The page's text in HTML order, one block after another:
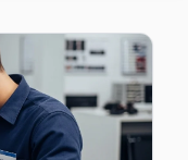
tamirinde parça